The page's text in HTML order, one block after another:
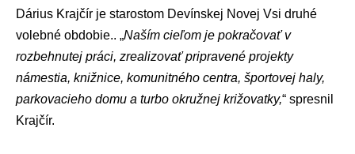
Dárius Krajčír je starostom Devínskej Novej Vsi druhé
volebné obdobie.. „Naším cieľom je pokračovať v
rozbehnutej práci, zrealizovať pripravené projekty
námestia, knižnice, komunitného centra, športovej haly,
parkovacieho domu a turbo okružnej križovatky,“ spresnil
Krajčír.